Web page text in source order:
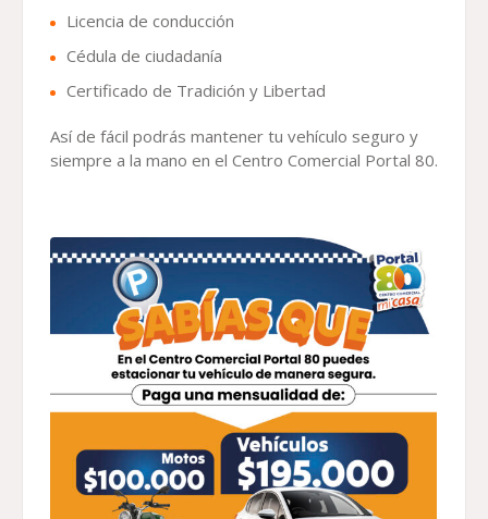
Licencia de conducción
Cédula de ciudadanía
Certificado de Tradición y Libertad
Así de fácil podrás mantener tu vehículo seguro y
siempre a la mano en el Centro Comercial Portal 80.